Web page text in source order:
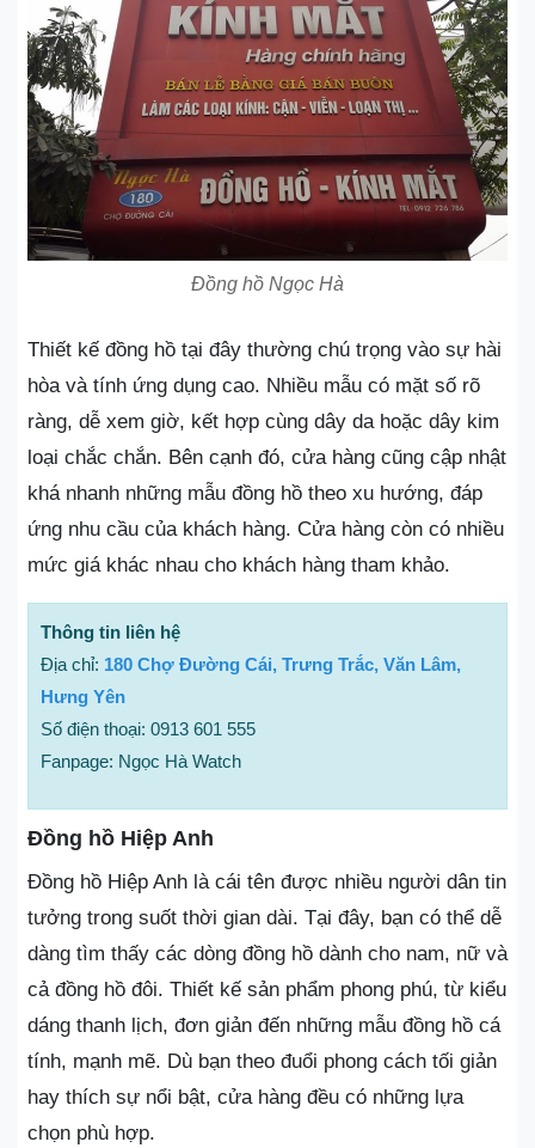
Đồng hồ Ngọc Hà
Thiết kế đồng hồ tại đây thường chú trọng vào sự hài
hòa và tính ứng dụng cao. Nhiều mẫu có mặt số rõ
ràng, dễ xem giờ, kết hợp cùng dây da hoặc dây kim
loại chắc chắn. Bên cạnh đó, cửa hàng cũng cập nhật
khá nhanh những mẫu đồng hồ theo xu hướng, đáp
ứng nhu cầu của khách hàng. Cửa hàng còn có nhiều
mức giá khác nhau cho khách hàng tham khảo.
Thông tin liên hệ
Địa chỉ: 180 Chợ Đường Cái, Trưng Trắc, Văn Lâm,
Hưng Yên
Số điện thoại: 0913 601 555
Fanpage: Ngọc Hà Watch
Đồng hồ Hiệp Anh
Đồng hồ Hiệp Anh là cái tên được nhiều người dân tin
tưởng trong suốt thời gian dài. Tại đây, bạn có thể dễ
dàng tìm thấy các dòng đồng hồ dành cho nam, nữ và
cả đồng hồ đôi. Thiết kế sản phẩm phong phú, từ kiểu
dáng thanh lịch, đơn giản đến những mẫu đồng hồ cá
tính, mạnh mẽ. Dù bạn theo đuổi phong cách tối giản
hay thích sự nổi bật, cửa hàng đều có những lựa
chọn phù hợp.